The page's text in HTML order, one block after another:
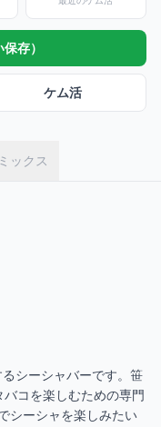
存）
ケム活
ミックス
シーシャバーです。笹
コを楽しむための専門
シーシャを楽しみたい